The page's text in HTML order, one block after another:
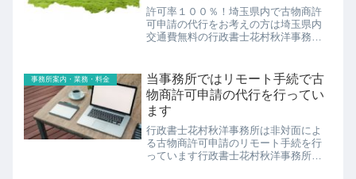
許可率１００％！埼玉県内で古物商許
可申請の代行をお考えの方は埼玉県内
交通費無料の行政書士花村秋洋事務所
らっしゃると思います。「新しい生活
様式」によるインターネット売買の活
躍...
事務所案内・業務・料金
当事務所ではリモート手続で古
物商許可申請の代行を行ってい
ます
行政書士花村秋洋事務所は非対面によ
る古物商許可申請のリモート手続を行
っています行政書士花村秋洋事務所で